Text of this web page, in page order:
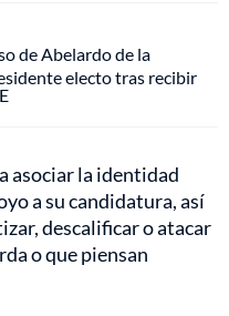
de Abelardo de la
electo tras recibir
asociar la identidad
a su candidatura, así
descalificar o atacar
o que piensan